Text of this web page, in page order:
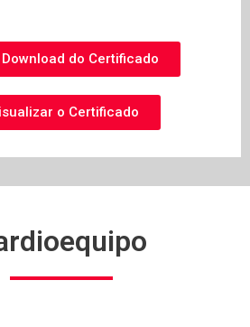
do Certificado
o Certificado